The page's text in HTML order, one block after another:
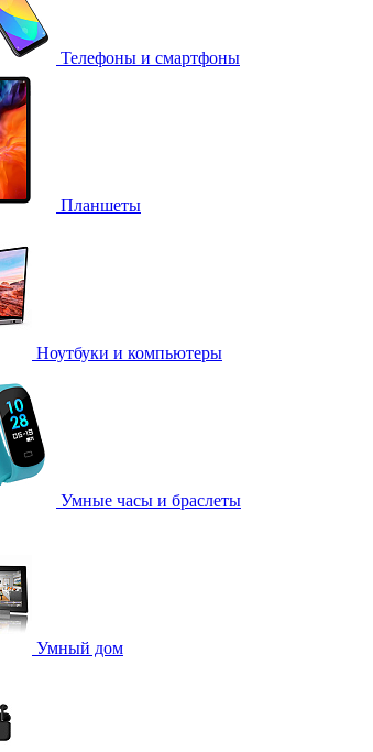
Телефоны и смартфоны
Планшеты
Ноутбуки и компьютеры
Умные часы и браслеты
Умный дом